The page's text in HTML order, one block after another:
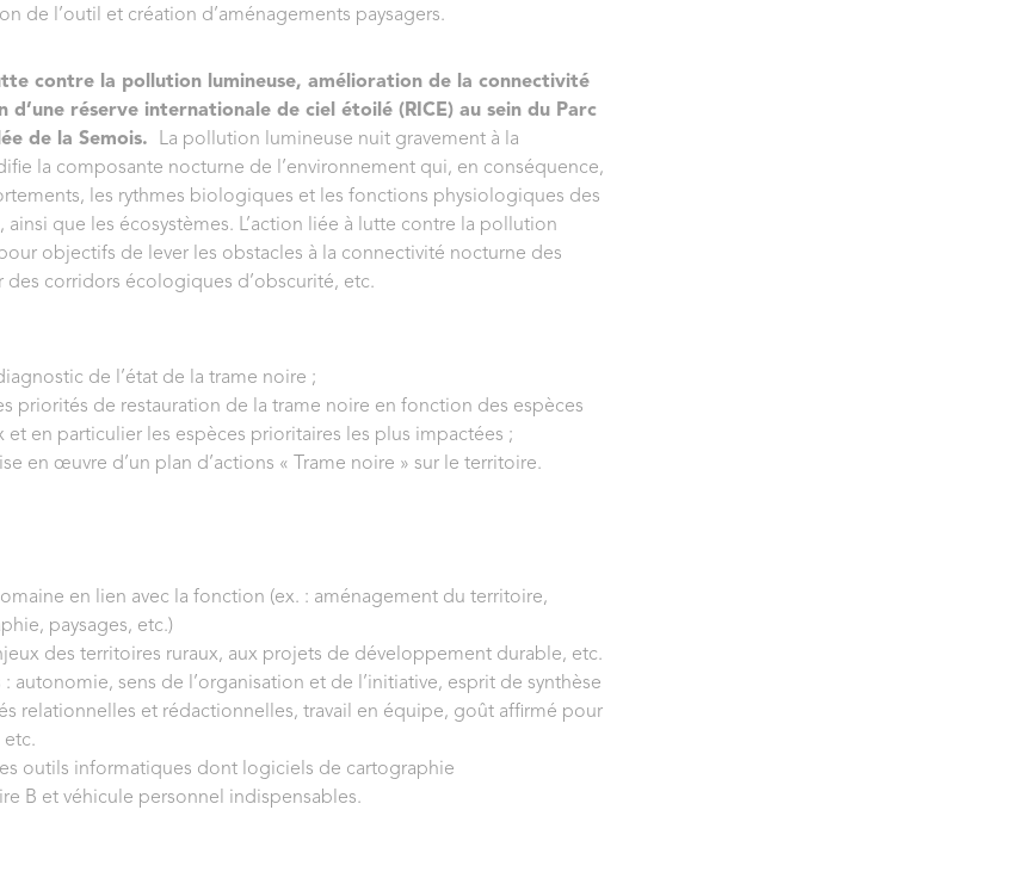
de l’outil et création d’aménagements paysagers.
contre la pollution lumineuse, amélioration de la connectivité
d’une réserve internationale de ciel étoilé (RICE) au sein du Parc
de la Semois.
La pollution lumineuse nuit gravement à la
la composante nocturne de l’environnement qui, en conséquence,
les rythmes biologiques et les fonctions physiologiques des
ainsi que les écosystèmes. L’action liée à lutte contre la pollution
objectifs de lever les obstacles à la connectivité nocturne des
des corridors écologiques d’obscurité, etc.
de l’état de la trame noire ;
priorités de restauration de la trame noire en fonction des espèces
et en particulier les espèces prioritaires les plus impactées ;
en œuvre d’un plan d’actions « Trame noire » sur le territoire.
en lien avec la fonction (ex. : aménagement du territoire,
paysages, etc.)
des territoires ruraux, aux projets de développement durable, etc.
autonomie, sens de l’organisation et de l’initiative, esprit de synthèse
relationnelles et rédactionnelles, travail en équipe, goût affirmé pour
etc.
outils informatiques dont logiciels de cartographie
B et véhicule personnel indispensables.